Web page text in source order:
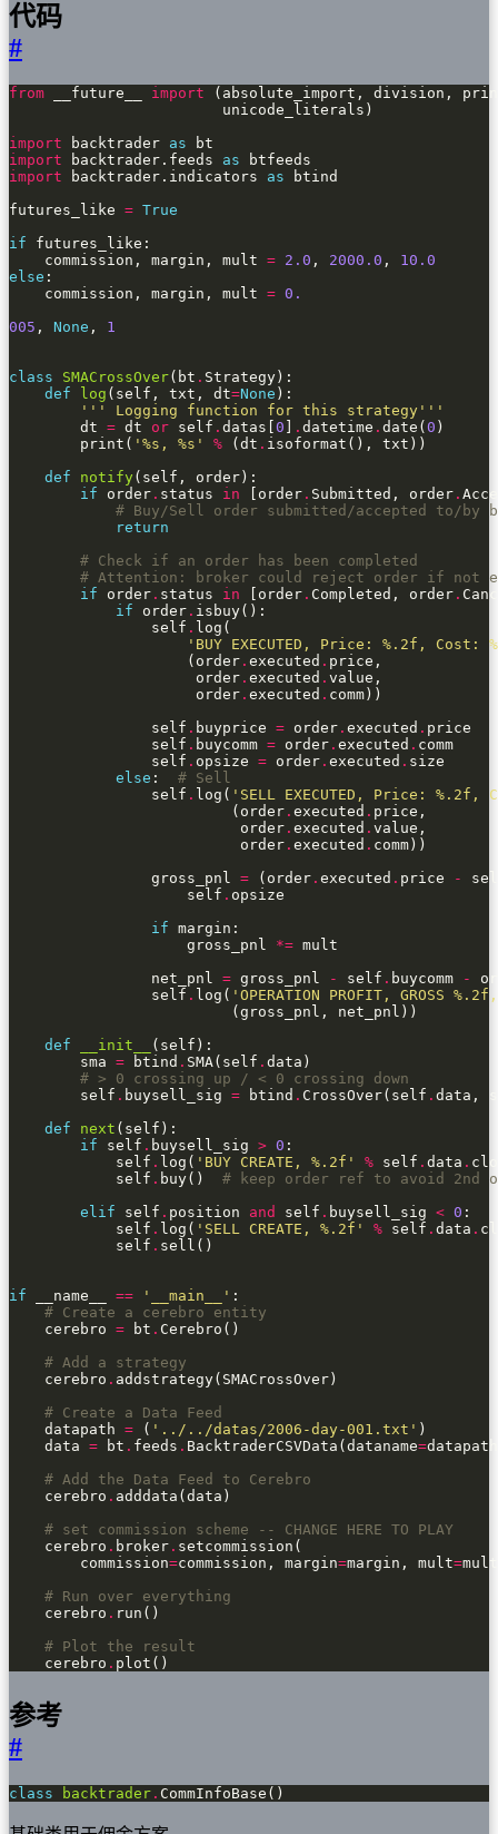
代码
#
from __future__ import
import backtrader as
import backtrader.feeds as
import backtrader.indicators as
futures_like = True
if
    commission, margin, mult
= 2.0 , 2000.0 , 10.0
else
    commission, margin, mult
= 0.
005 , None , 1
class SMACrossOver(bt .
def
log (self, txt, dt=None
''' Logging function for this strategy'''
        dt
= dt or self . datas[ 0 . datetime . date( 0
        print(
' %s , %s ' % (dt .
def
notify
if order . status in [order . Submitted, order .
# Buy/Sell order submitted/accepted to/by
return
# Check if an order has been completed
# Attention: broker could reject order if not
if order . status in [order . Completed, order .
if order .
                self
.
'BUY EXECUTED, Price: %.2f , Cost:
                    (order
. executed .
                     order
. executed .
                     order
. executed .
                self
. buyprice = order . executed .
                self
. buycomm = order . executed .
                self
. opsize = order . executed .
else : # Sell
                self
. log( 'SELL EXECUTED, Price: %.2f ,
                         (order
. executed .
                          order
. executed .
                          order
. executed .
                gross_pnl
= (order . executed . price -
                    self
.
if
                    gross_pnl
*=
                net_pnl
= gross_pnl - self . buycomm -
                self
. log( 'OPERATION PROFIT, GROSS %.2f
def
__init__
        sma
= btind . SMA(self .
# > 0 crossing up / < 0 crossing down
        self
. buysell_sig = btind . CrossOver(self .
def
next
if self . buysell_sig > 0
            self
. log( 'BUY CREATE, %.2f ' % self . data .
            self
. buy() # keep order ref to avoid 2nd
elif self . position and self . buysell_sig < 0
            self
. log( 'SELL CREATE, %.2f ' % self . data .
            self
.
if __name__ == '__main__'
# Create a cerebro entity
    cerebro
= bt .
# Add a strategy
    cerebro
.
# Create a Data Feed
    datapath
= ( '../../datas/2006-day-001.txt'
    data
= bt . feeds . BacktraderCSVData(dataname=
# Add the Data Feed to Cerebro
    cerebro
.
# set commission scheme -- CHANGE HERE TO PLAY
    cerebro
. broker .
        commission
=commission, margin=margin, mult=
# Run over everything
    cerebro
.
# Plot the result
    cerebro
. plot()
参考
#
class backtrader . CommInfoBase()